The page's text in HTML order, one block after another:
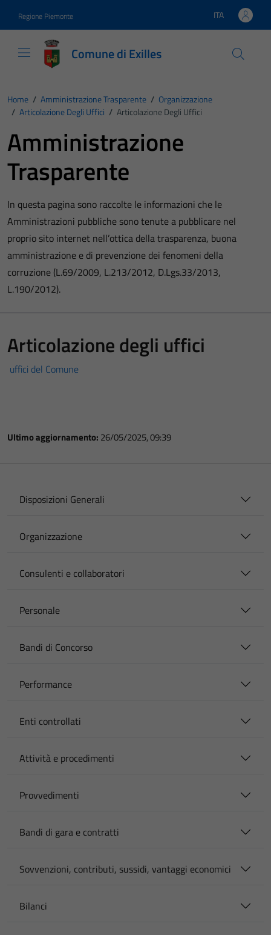
Regione Piemonte Lingua attiva:
ITA
Comune di Exilles
Home / Amministrazione Trasparente / Organizzazione
/ Articolazione Degli Uffici / Articolazione Degli Uffici
Amministrazione
Trasparente
In questa pagina sono raccolte le informazioni che le
Amministrazioni pubbliche sono tenute a pubblicare nel
proprio sito internet nell’ottica della trasparenza, buona
amministrazione e di prevenzione dei fenomeni della
corruzione (L.69/2009, L.213/2012, D.Lgs.33/2013,
L.190/2012).
Articolazione degli uffici
uffici del Comune
Ultimo aggiornamento: 26/05/2025, 09:39
Disposizioni Generali
Organizzazione
Consulenti e collaboratori
Personale
Bandi di Concorso
Performance
Enti controllati
Attività e procedimenti
Provvedimenti
Bandi di gara e contratti
Sovvenzioni, contributi, sussidi, vantaggi economici
Bilanci